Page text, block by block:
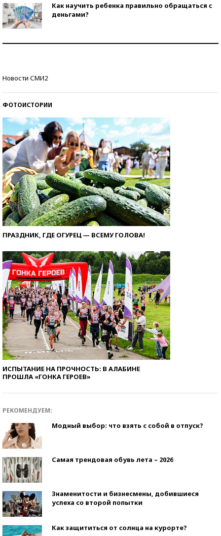
Как научить ребенка правильно обращаться с
деньгами?
Новости СМИ2
ФОТОИСТОРИИ
ПРАЗДНИК, ГДЕ ОГУРЕЦ — ВСЕМУ ГОЛОВА!
ИСПЫТАНИЕ НА ПРОЧНОСТЬ: В АЛАБИНЕ
ПРОШЛА «ГОНКА ГЕРОЕВ»
РЕКОМЕНДУЕМ:
Модный выбор: что взять с собой в отпуск?
Самая трендовая обувь лета – 2026
Знаменитости и бизнесмены, добившиеся
успеха со второй попытки
Как защититься от солнца на курорте?